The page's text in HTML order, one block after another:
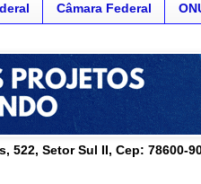
Câmara Federal
522, Setor Sul II, Cep: 78600-